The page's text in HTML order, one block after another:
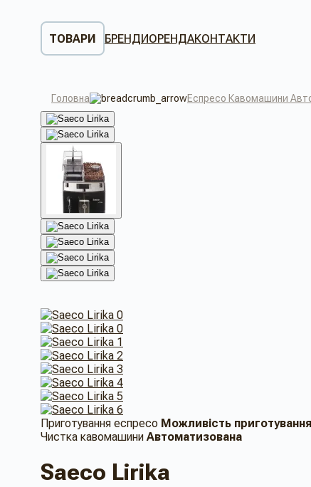
ТОВАРИ БРЕНДИОРЕНДАКОНТАКТИ
Головна Еспресо Кавомашини
Приготування еспресо Можливість
Чистка кавомашини Автоматизована
Saeco Lirika